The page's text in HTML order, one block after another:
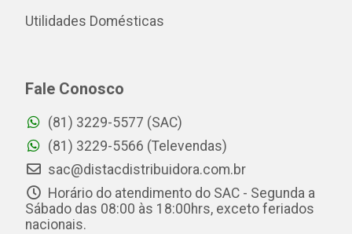
Utilidades Domésticas
Fale Conosco
(81) 3229-5577 (SAC)
(81) 3229-5566 (Televendas)
sac@distacdistribuidora.com.br
Horário do atendimento do SAC - Segunda a
Sábado das 08:00 às 18:00hrs, exceto feriados
nacionais.